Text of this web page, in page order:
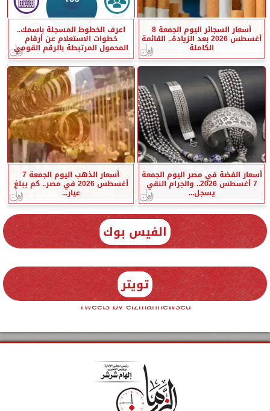
أسعار السجائر اليوم الجمعة 8
أغسطس 2026 بعد الزيادة.. القائمة
الكاملة
اعرف الخطوط المسجلة باسمك..
خطوات الاستعلام عن أرقام
المحمول المرتبطة بالرقم القومي
أسعار الفضة في مصر اليوم الجمعة
7 أغسطس 2026.. والجرام النقي
يسجل...
أسعار الذهب اليوم الجمعة 7
أغسطس 2026 في مصر.. كم يبلغ
عيار...
الفيس بوك
تويتر
Tweets by elzmannewseg